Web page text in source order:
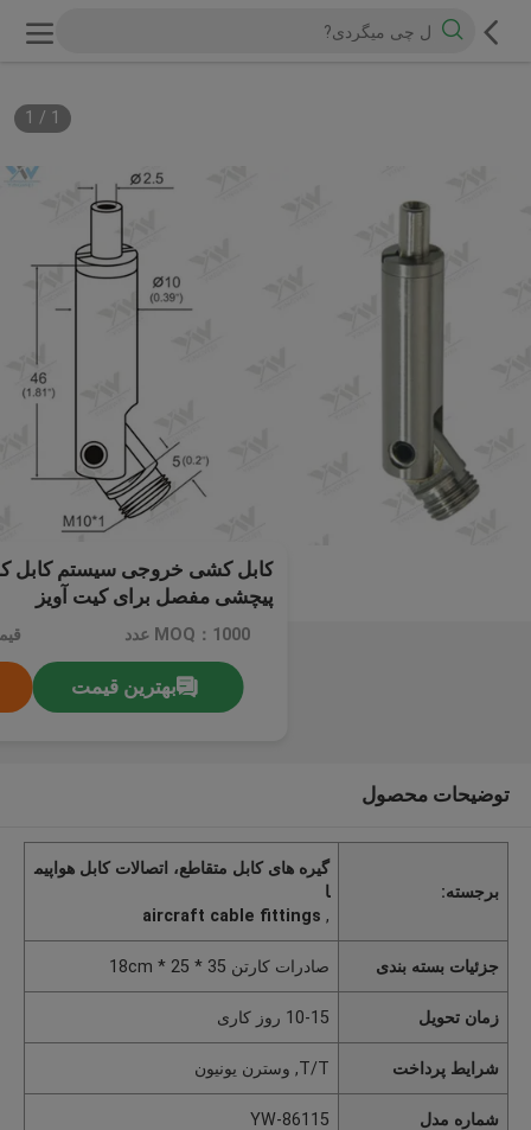
1
/
1
کابل کشی خروجی سیستم کابل
پیچشی مفصل برای کیت آویز
MOQ：1000 عدد
بهترین قیمت
توضیحات محصول
برجسته:
گیره های کابل متقاطع، اتصالات کابل هواپیم
ا
,
aircraft cable fittings
جزئیات بسته بندی صادرات کارتن 35 * 25 * 18cm
زمان تحویل 10-15 روز کاری
شرایط پرداخت T/T, وسترن یونیون
شماره مدل YW-86115